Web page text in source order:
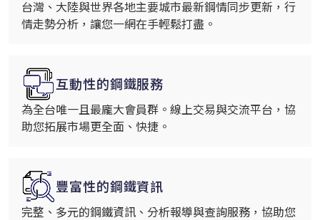
台灣、大陸與世界各地主要城市最新鋼情同步更新，行
情走勢分析，讓您一網在手輕鬆打盡。
互動性的鋼鐵服務
為全台唯一且最龐大會員群。線上交易與交流平台，協
助您拓展市場更全面、快捷。
豐富性的鋼鐵資訊
完整、多元的鋼鐵資訊、分析報導與查詢服務，協助您